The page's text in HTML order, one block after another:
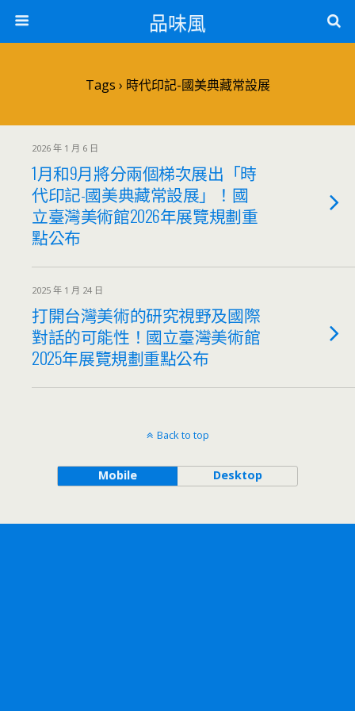
品味風
Tags › 時代印記-國美典藏常設展
2026 年 1 月 6 日
1月和9月將分兩個梯次展出「時
代印記-國美典藏常設展」！國
立臺灣美術館2026年展覽規劃重
點公布
2025 年 1 月 24 日
打開台灣美術的研究視野及國際
對話的可能性！國立臺灣美術館
2025年展覽規劃重點公布
Back to top
Mobile Desktop